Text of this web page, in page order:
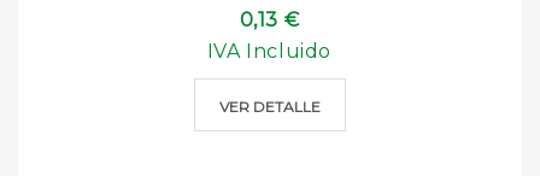
0,13 €
IVA Incluido
VER DETALLE